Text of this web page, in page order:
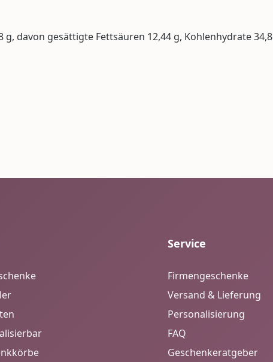
davon gesättigte Fettsäuren 12,44 g, Kohlenhydrate
Service
Firmengeschenke
Versand & Lieferung
Personalisierung
FAQ
Geschenkeratgeber